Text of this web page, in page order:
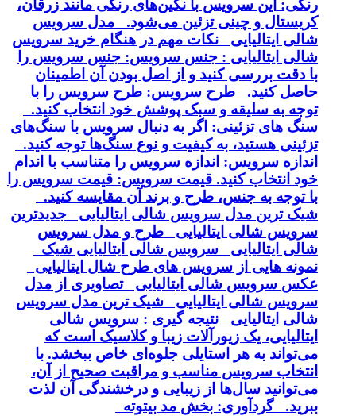
رنگی: این سرویس با نگین‌های رنگی مانند زرقان،
کریستال و چینی تزئین می‌شود. مدل سرویس
شالی ایتالیایی نکات مهم در هنگام خرید سرویس
شالی ایتالیایی : جنس سرویس: جنس سرویس را
با دقت بررسی کنید و از اصل بودن آن اطمینان
حاصل کنید. طرح سرویس: طرح سرویس را با
توجه به سلیقه و سبک پوشش خود انتخاب کنید.
سنگ های تزئینی: اگر به دنبال سرویس با سنگ‌های
تزئینی هستید، به کیفیت و نوع سنگ‌ها توجه کنید.
اندازه سرویس: اندازه سرویس را متناسب با اندام
خود انتخاب کنید. قیمت سرویس: قیمت سرویس را
با توجه به جنس، طرح و برند آن مقایسه کنید.
شیک ترین مدل سرویس شالی ایتالیایی جدیدترین
سرویس شالی ایتالیایی طرح و مدل سرویس
شالی ایتالیایی سرویس شالی ایتالیایی شیک
نمونه هایی از سرویس های طرح شال ایتالیایی
عکس سرویس شالی ایتالیایی تصاویری از مدل
سرویس شالی ایتالیایی شیک ترین مدل سرویس
شالی ایتالیایی نتیجه گیری : سرویس شالی
ایتالیایی، یک زیورآلات زیبا و کلاسیک است که
می‌تواند به هر استایلی جلوه‌ای خاص ببخشد. با
انتخاب سرویس مناسب و مراقبت صحیح از آن،
می‌توانید سال‌ها از زیبایی و درخشندگی آن لذت
ببرید. گردآوری: بخش مد بیتوته